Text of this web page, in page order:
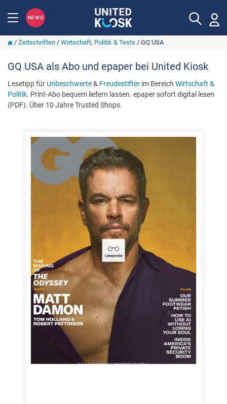
NEWS
/ Zeitschriften/ Wirtschaft, Politik & Tests / GQ USA
GQ USA als Abo und epaper bei United Kiosk
Lesetipp für Unbeschwerte& Freudestifter im Bereich Wirtschaft &
Politik. Print-Abo bequem liefern lassen. epaper sofort digital lesen
(PDF). Über 10 Jahre Trusted Shops.